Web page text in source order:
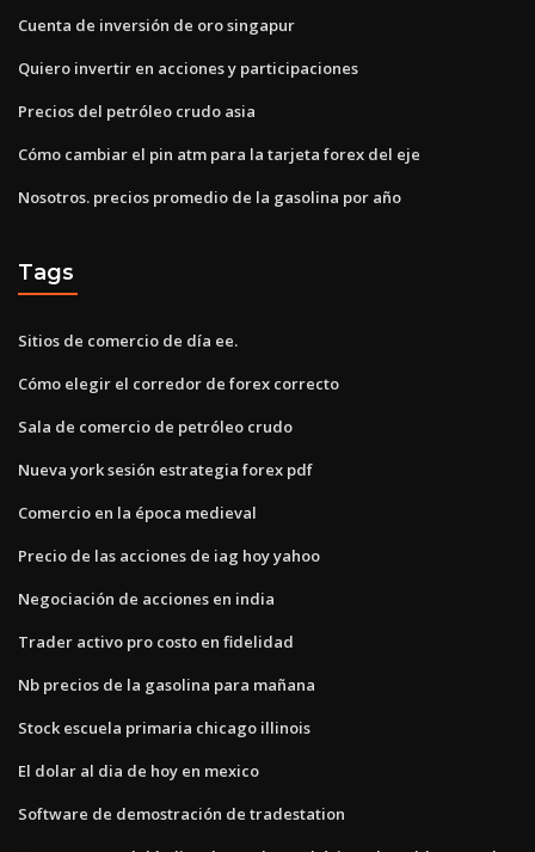
Cuenta de inversión de oro singapur
Quiero invertir en acciones y participaciones
Precios del petróleo crudo asia
Cómo cambiar el pin atm para la tarjeta forex del eje
Nosotros. precios promedio de la gasolina por año
Tags
Sitios de comercio de día ee.
Cómo elegir el corredor de forex correcto
Sala de comercio de petróleo crudo
Nueva york sesión estrategia forex pdf
Comercio en la época medieval
Precio de las acciones de iag hoy yahoo
Negociación de acciones en india
Trader activo pro costo en fidelidad
Nb precios de la gasolina para mañana
Stock escuela primaria chicago illinois
El dolar al dia de hoy en mexico
Software de demostración de tradestation